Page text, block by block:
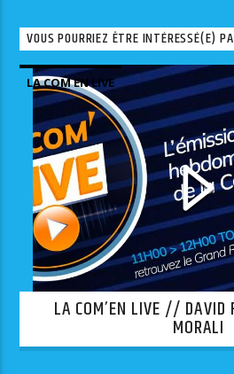
VOUS POURRIEZ ÊTRE INTÉRESSÉ(E)
LA COM EN LIVE
LA COM’EN LIVE // DAVID
MORALI